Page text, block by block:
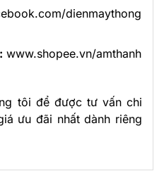
dienmaythong
www.shopee.vn/amthanh
tôi để được tư vấn chi
ưu đãi nhất dành riêng